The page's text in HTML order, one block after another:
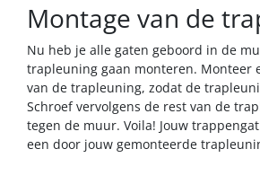
Montage van de
Nu heb je alle gaten geboord in de
trapleuning gaan monteren. Monteer
van de trapleuning, zodat de
Schroef vervolgens de rest van de
tegen de muur. Voila! Jouw
een door jouw gemonteerde